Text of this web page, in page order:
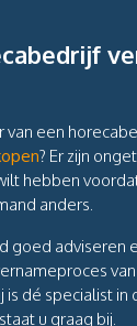
van een
? Er zijn
hebben
anders.
goed adviseren
dé specialist in
u graag bij.